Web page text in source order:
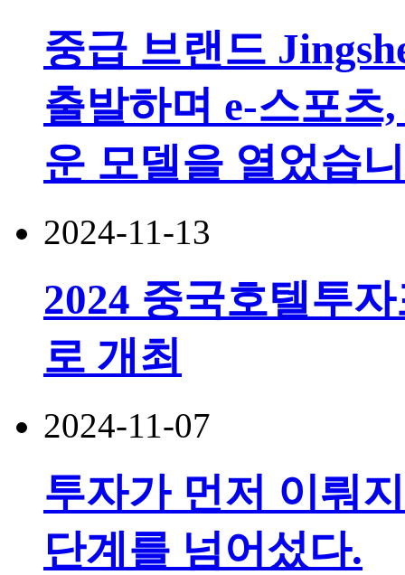
중급 브랜드
출발하며 e-스포츠
운 모델을 열었습
2024-11-13
2024 중국호텔투
로 개최
2024-11-07
투자가 먼저 이뤄
단계를 넘어섰다.